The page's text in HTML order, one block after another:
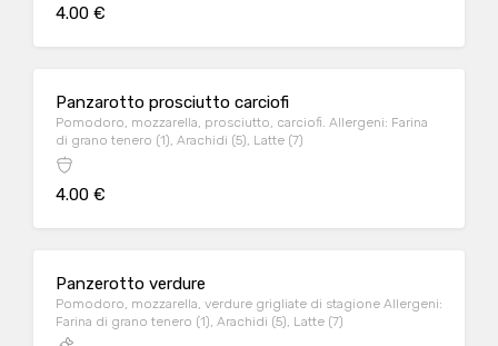
4.00 €
Panzarotto prosciutto carciofi
Pomodoro, mozzarella, prosciutto, carciofi. Allergeni: Farina
di grano tenero (1), Arachidi (5), Latte (7)
4.00 €
Panzerotto verdure
Pomodoro, mozzarella, verdure grigliate di stagione Allergeni:
Farina di grano tenero (1), Arachidi (5), Latte (7)